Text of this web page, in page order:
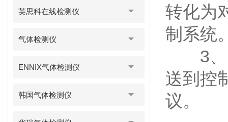
英思科在线检测仪
气体检测仪
ENNIX气体检测仪
韩国气体检测仪
转化为
制系统
3、
送到控
议。